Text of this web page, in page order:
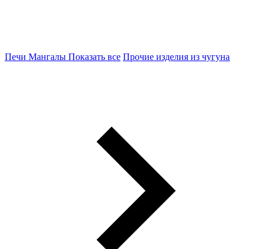
Печи Мангалы Показать все Прочие изделия из чугуна